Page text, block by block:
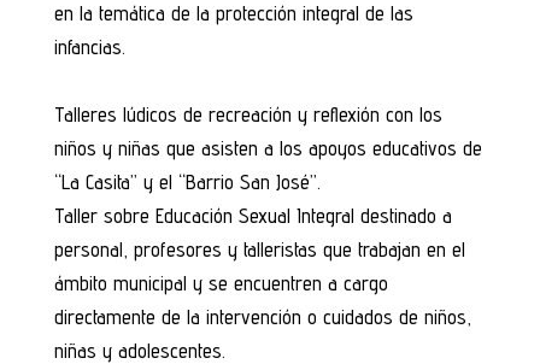
en la temática de la protección integral de las
infancias.
Talleres lúdicos de recreación y reflexión con los
niños y niñas que asisten a los apoyos educativos de
“La Casita” y el “Barrio San José”.
Taller sobre Educación Sexual Integral destinado a
personal, profesores y talleristas que trabajan en el
ámbito municipal y se encuentren a cargo
directamente de la intervención o cuidados de niños,
niñas y adolescentes.